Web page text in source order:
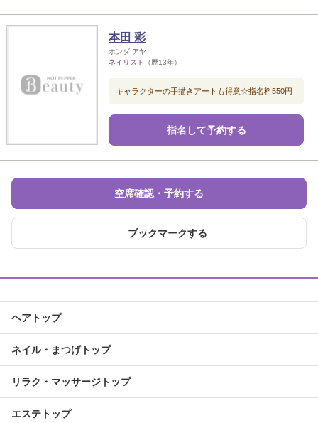
本田 彩
ホンダ アヤ
ネイリスト
（歴13年）
キャラクターの手描きアートも得意☆指名料550円
指名して予約する
空席確認・予約する
ブックマークする
ヘアトップ
ネイル・まつげトップ
リラク・マッサージトップ
エステトップ